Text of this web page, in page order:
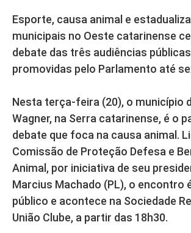
Esporte, causa animal e
municipais no Oeste catarinense
debate das três audiências
promovidas pelo Parlamento até
Nesta terça-feira (20), o município
Wagner, na Serra catarinense, é o
debate que foca na causa animal.
Comissão de Proteção Defesa e
Animal, por iniciativa de seu
Marcius Machado (PL), o encontro
público e acontece na Sociedade
União Clube, a partir das 18h30.